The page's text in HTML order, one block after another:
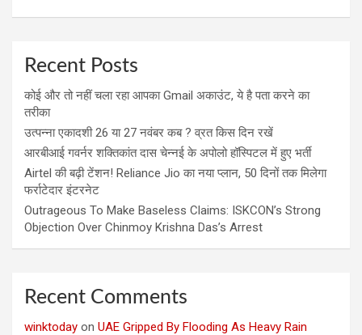
Recent Posts
कोई और तो नहीं चला रहा आपका Gmail अकाउंट, ये है पता करने का
तरीका
उत्पन्ना एकादशी 26 या 27 नवंबर कब ? व्रत किस दिन रखें
आरबीआई गवर्नर शक्तिकांत दास चेन्नई के अपोलो हॉस्पिटल में हुए भर्ती
Airtel की बढ़ी टेंशन! Reliance Jio का नया प्लान, 50 दिनों तक मिलेगा
फर्राटेदार इंटरनेट
Outrageous To Make Baseless Claims: ISKCON’s Strong
Objection Over Chinmoy Krishna Das’s Arrest
Recent Comments
winktoday on UAE Gripped By Flooding As Heavy Rain